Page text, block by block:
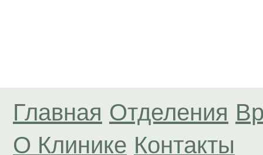
Главная Отделения
О Клинике Контакты